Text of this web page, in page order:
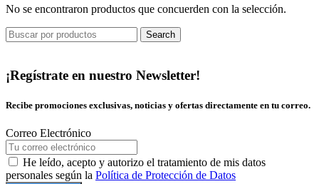
No se encontraron productos que concuerden con la selección.
Search
¡Regístrate en nuestro Newsletter!
Recibe promociones exclusivas, noticias y ofertas directamente en tu correo.
Correo Electrónico
He leído, acepto y autorizo el tratamiento de mis datos
personales según la Política de Protección de Datos